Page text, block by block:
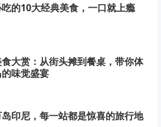
的10大经典美食，一口就上瘾
大赏：从街头摊到餐桌，带你体
味觉盛宴
印尼，每一站都是惊喜的旅行地